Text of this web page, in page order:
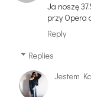
Ja noszę
przy Opera
Reply
Replies
Jestem